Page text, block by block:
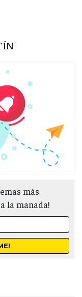
más
la manada!